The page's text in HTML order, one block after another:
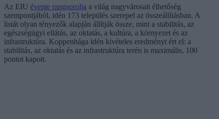
Az EIU évente rangsorolja a világ nagyvárosait élhetőség
szempontjából, idén 173 település szerepel az összeállításban. A
listát olyan tényezők alapján állítják össze, mint a stabilitás, az
egészségügyi ellátás, az oktatás, a kultúra, a környezet és az
infrastruktúra. Koppenhága idén kivételes eredményt ért el: a
stabilitás, az oktatás és az infrastruktúra terén is maximális, 100
pontot kapott.